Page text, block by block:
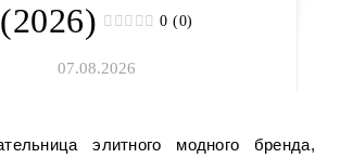
(2026)
0 (0)
07.08.2026